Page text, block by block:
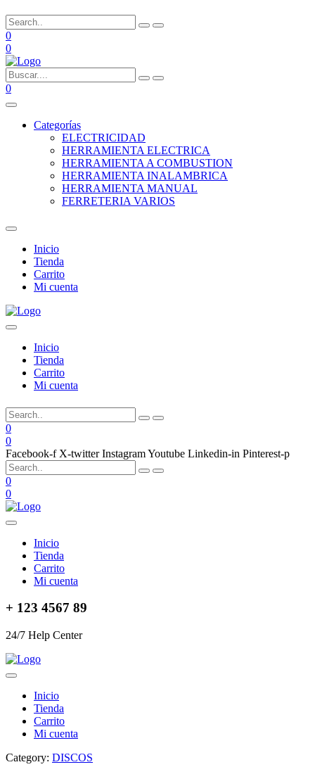
0
0
0
Categorías
ELECTRICIDAD
HERRAMIENTA ELECTRICA
HERRAMIENTA A COMBUSTION
HERRAMIENTA INALAMBRICA
HERRAMIENTA MANUAL
FERRETERIA VARIOS
Inicio
Tienda
Carrito
Mi cuenta
Inicio
Tienda
Carrito
Mi cuenta
0
0
Facebook-f X-twitter InstagramYoutube Linkedin-in Pinterest-p
0
0
Inicio
Tienda
Carrito
Mi cuenta
+ 123 4567 89
24/7 Help Center
Inicio
Tienda
Carrito
Mi cuenta
Category: DISCOS